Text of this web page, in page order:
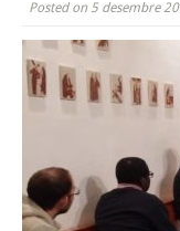
Posted on 5 desembre